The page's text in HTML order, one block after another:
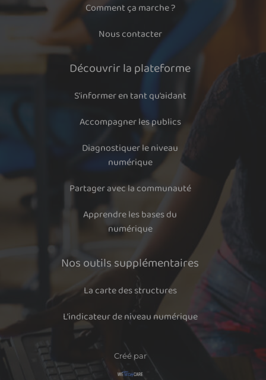
Comment ça marche ?
Nous contacter
Découvrir la plateforme
S’informer en tant qu’aidant
Accompagner les publics
Diagnostiquer le niveau
numérique
Partager avec la communauté
Apprendre les bases du
numérique
Nos outils supplémentaires
La carte des structures
L’indicateur de niveau numérique
Créé par